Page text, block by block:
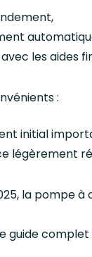
les aides
:
initial
légèrement
la pompe
guide complet